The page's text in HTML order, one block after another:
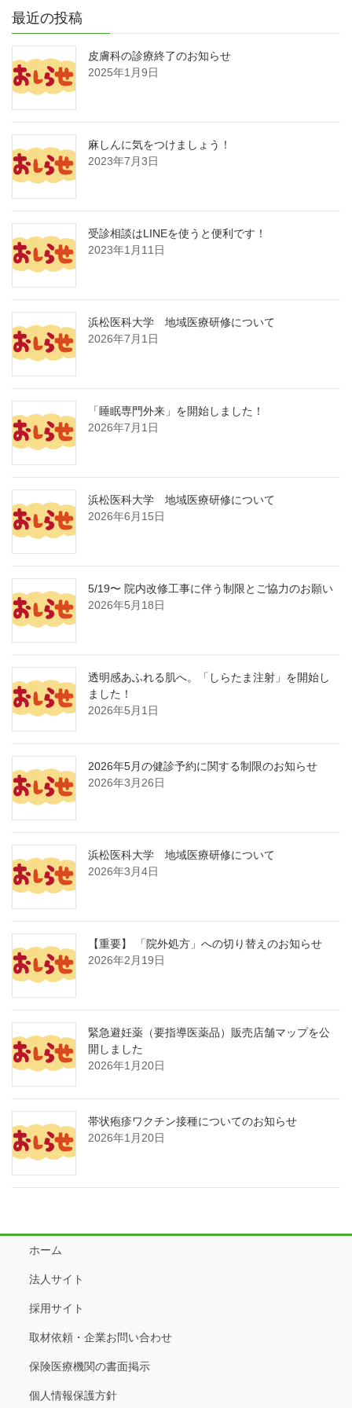
最近の投稿
皮膚科の診療終了のお知らせ
2025年1月9日
麻しんに気をつけましょう！
2023年7月3日
受診相談はLINEを使うと便利です！
2023年1月11日
浜松医科大学 地域医療研修について
2026年7月1日
「睡眠専門外来」を開始しました！
2026年7月1日
浜松医科大学 地域医療研修について
2026年6月15日
5/19〜 院内改修工事に伴う制限とご協力のお願い
2026年5月18日
透明感あふれる肌へ。「しらたま注射」を開始し
ました！
2026年5月1日
2026年5月の健診予約に関する制限のお知らせ
2026年3月26日
浜松医科大学 地域医療研修について
2026年3月4日
【重要】 「院外処方」への切り替えのお知らせ
2026年2月19日
緊急避妊薬（要指導医薬品）販売店舗マップを公
開しました
2026年1月20日
帯状疱疹ワクチン接種についてのお知らせ
2026年1月20日
ホーム
法人サイト
採用サイト
取材依頼・企業お問い合わせ
保険医療機関の書面掲示
個人情報保護方針